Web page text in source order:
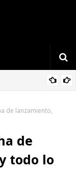
de lanzamiento,
de
todo lo